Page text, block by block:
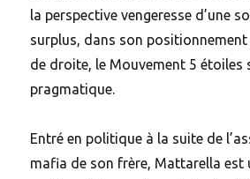
la perspective vengeresse d’une
surplus, dans son positionnement
de droite, le Mouvement 5 étoiles
pragmatique.
Entré en politique à la suite de
mafia de son frère, Mattarella est